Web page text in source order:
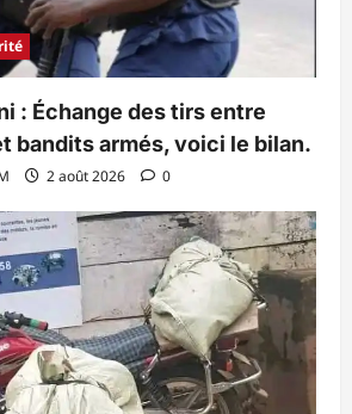
: Échange des tirs entre
bandits armés, voici le bilan.
2 août 2026 0